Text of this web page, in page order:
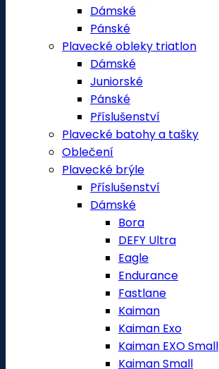
Dámské
Pánské
Plavecké obleky triatlon
Dámské
Juniorské
Pánské
Příslušenství
Plavecké batohy a tašky
Oblečení
Plavecké brýle
Příslušenství
Dámské
Bora
DEFY Ultra
Eagle
Endurance
Fastlane
Kaiman
Kaiman Exo
Kaiman EXO Small
Kaiman Small